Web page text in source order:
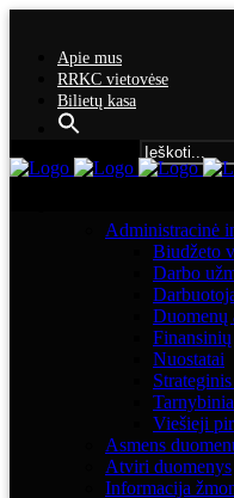
Apie mus
RRKC vietovėse
Bilietų kasa
Administracinė
Biudžeto
Darbo
Duomenų
Nuostatai
Viešieji
Asmens
Atviri duomenys
Informacija